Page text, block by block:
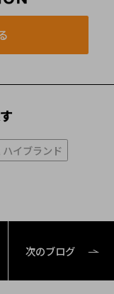
イブランド
次のブログ